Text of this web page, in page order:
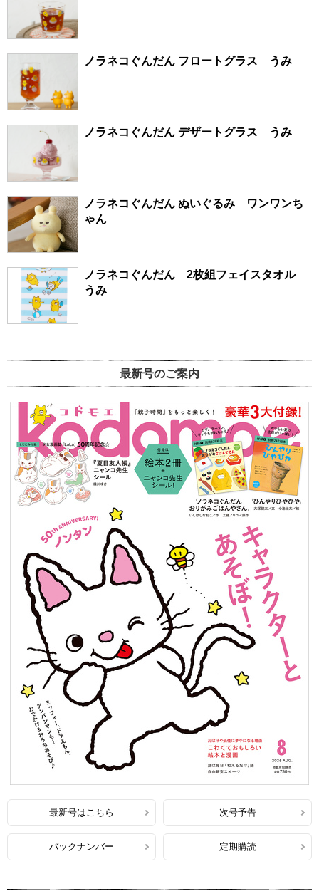
ノラネコぐんだん フロートグラス うみ
ノラネコぐんだん デザートグラス うみ
ノラネコぐんだん ぬいぐるみ ワンワンち
ゃん
ノラネコぐんだん 2枚組フェイスタオル
うみ
最新号のご案内
最新号はこちら 次号予告
バックナンバー 定期購読